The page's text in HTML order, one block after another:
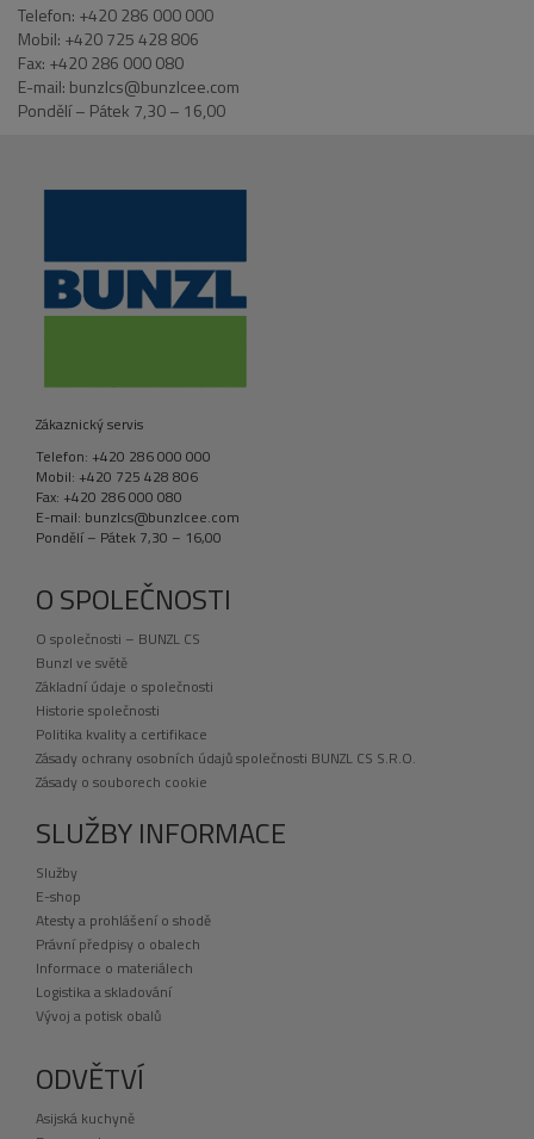
Telefon: +420 286 000 000
Mobil: +420 725 428 806
Fax: +420 286 000 080
E-mail: bunzlcs@bunzlcee.com
Pondělí – Pátek 7,30 – 16,00
Zákaznický servis
Telefon: +420 286 000 000
Mobil: +420 725 428 806
Fax: +420 286 000 080
E-mail: bunzlcs@bunzlcee.com
Pondělí – Pátek 7,30 – 16,00
O SPOLEČNOSTI
O společnosti – BUNZL CS
Bunzl ve světě
Základní údaje o společnosti
Historie společnosti
Politika kvality a certifikace
Zásady ochrany osobních údajů společnosti BUNZL CS S.R.O.
Zásady o souborech cookie
SLUŽBY INFORMACE
Služby
E-shop
Atesty a prohlášení o shodě
Právní předpisy o obalech
Informace o materiálech
Logistika a skladování
Vývoj a potisk obalů
ODVĚTVÍ
Asijská kuchyně